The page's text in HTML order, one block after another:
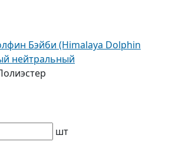
Бэйби (Himalaya Dolphin
нейтральный
шт